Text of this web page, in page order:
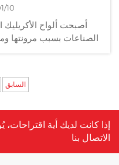
10
أصبحت ألواح
الصناعات بسبب مرونتها
السابق
إذا كانت لديك أية اقتراحات،
الاتصال بنا